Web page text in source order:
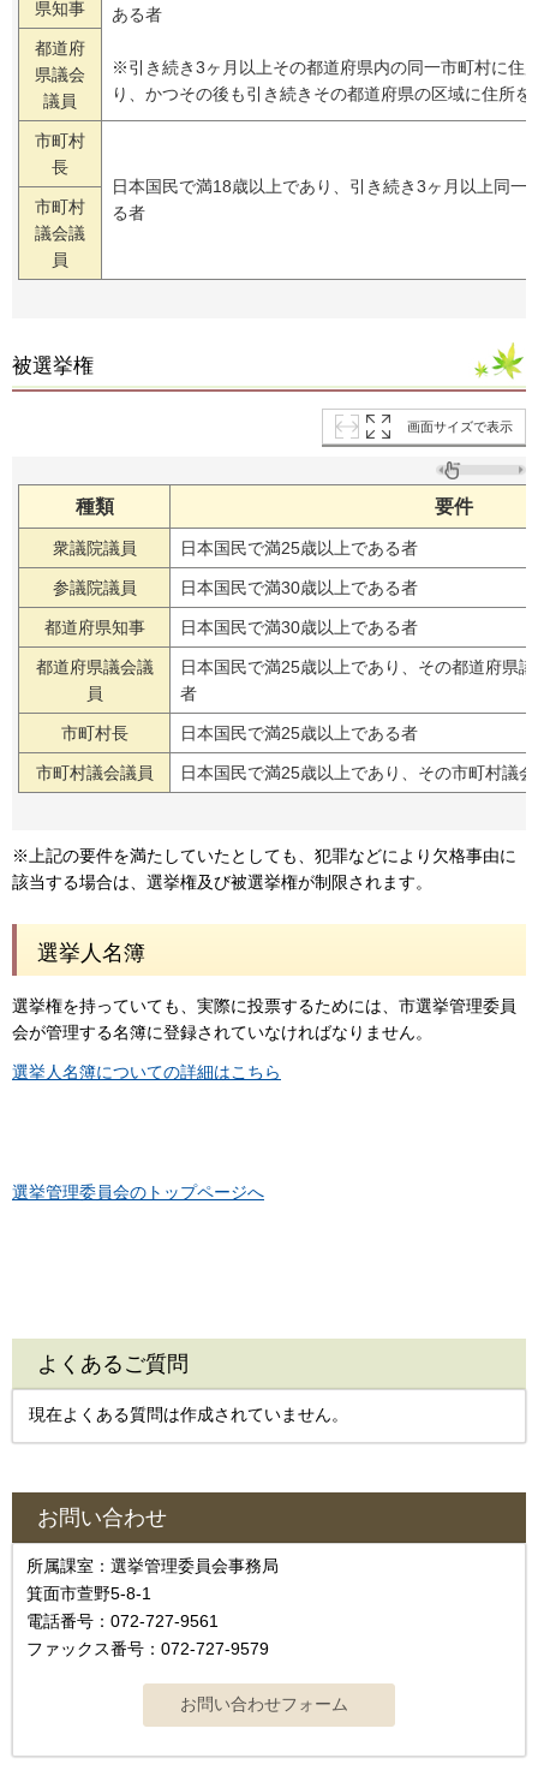
県知事 ある者
※引き続き3ヶ月以上その都道府県内の同一市町村に住
り、かつその後も引き続きその都道府県の区域に住所
都道府
県議会
議員
市町村
長
日本国民で満18歳以上であり、引き続き3ヶ月以上同一
る者
市町村
議会議
員
被選挙権
画面サイズで表示
種類 要件
衆議院議員 日本国民で満25歳以上である者
参議院議員 日本国民で満30歳以上である者
都道府県知事 日本国民で満30歳以上である者
都道府県議会議
員
日本国民で満25歳以上であり、その都道府県
者
市町村長 日本国民で満25歳以上である者
市町村議会議員 日本国民で満25歳以上であり、その市町村議
※上記の要件を満たしていたとしても、犯罪などにより欠格事由に
該当する場合は、選挙権及び被選挙権が制限されます。
選挙人名簿
選挙権を持っていても、実際に投票するためには、市選挙管理委員
会が管理する名簿に登録されていなければなりません。
選挙人名簿についての詳細はこちら
選挙管理委員会のトップページへ
よくあるご質問
現在よくある質問は作成されていません。
お問い合わせ
所属課室：選挙管理委員会事務局
箕面市萱野5-8-1
電話番号：072-727-9561
ファックス番号：072-727-9579